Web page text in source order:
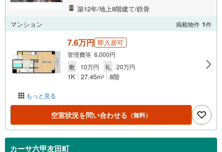
築12年/地上8階建て/鉄骨
マンション
掲載物件 1件
もっと見る
7.6万円 即入居可
管理費等 6,000円
敷
10万円 礼 20万円
1K 27.45m2 8階
空室状況を問い合わせる （無料）
カーサ六甲友田町